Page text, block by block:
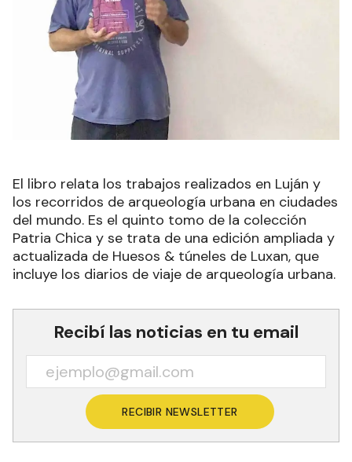
El libro relata los trabajos realizados en Luján y
los recorridos de arqueología urbana en ciudades
del mundo. Es el quinto tomo de la colección
Patria Chica y se trata de una edición ampliada y
actualizada de Huesos & túneles de Luxan, que
incluye los diarios de viaje de arqueología urbana.
Recibí las noticias en tu email
RECIBIR NEWSLETTER